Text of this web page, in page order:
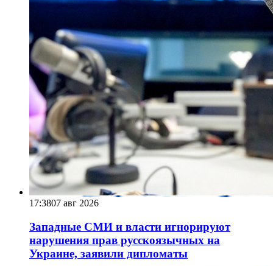
17:3807 авг 2026
Западные СМИ и власти игнорируют
нарушения прав русскоязычных на
Украине, заявили дипломаты